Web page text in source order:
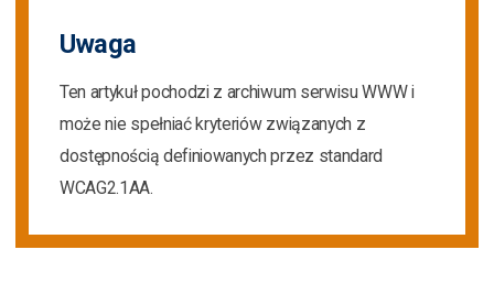
Uwaga
Ten artykuł pochodzi z archiwum serwisu WWW i
może nie spełniać kryteriów związanych z
dostępnością definiowanych przez standard
WCAG2.1AA.